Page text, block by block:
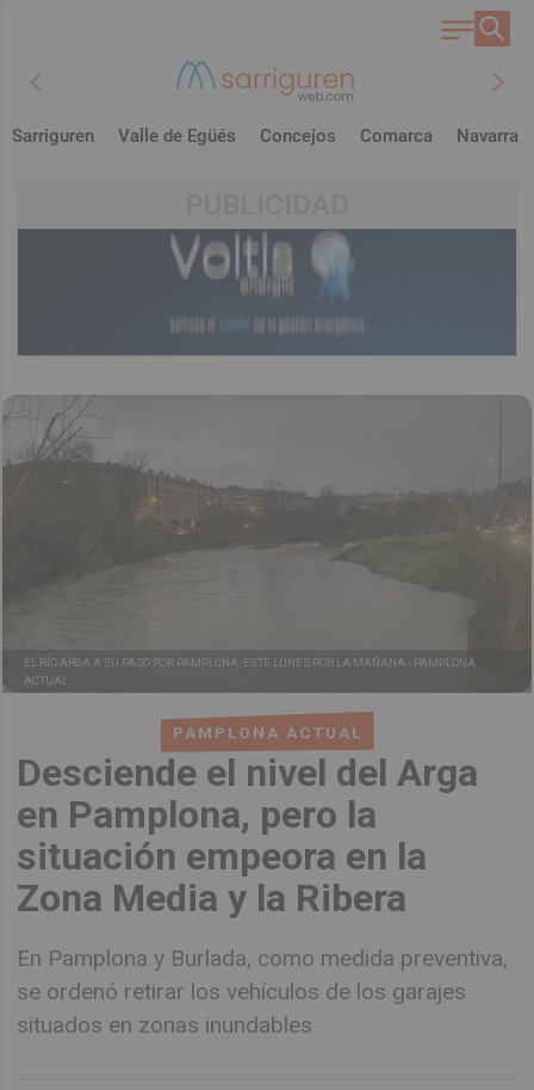
chevron_left chevron_right
Sarriguren Valle de Egüés Concejos Comarca Navarra
PAMPLONA ACTUAL
Desciende el nivel del Arga
en Pamplona, pero la
situación empeora en la
Zona Media y la Ribera
En Pamplona y Burlada, como medida preventiva,
se ordenó retirar los vehículos de los garajes
situados en zonas inundables
EL RÍO ARGA A SU PASO POR PAMPLONA, ESTE LUNES POR LA MAÑANA - PAMPLONA
ACTUAL